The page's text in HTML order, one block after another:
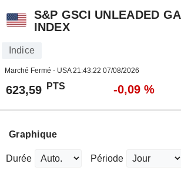
S&P GSCI UNLEADED
INDEX
Indice
Marché Fermé - USA21:43:22 07/08/2026
623,59 PTS -0,09 %
Graphique
Durée Période